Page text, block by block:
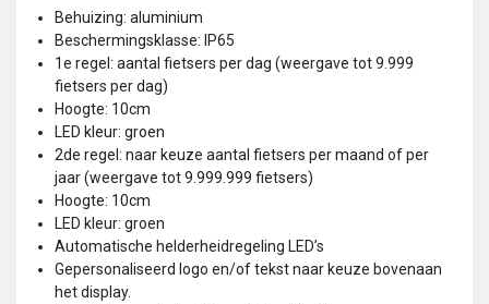
Behuizing: aluminium
Beschermingsklasse: IP65
1e regel: aantal fietsers per dag (weergave tot 9.999
fietsers per dag)
Hoogte: 10cm
LED kleur: groen
2de regel: naar keuze aantal fietsers per maand of per
jaar (weergave tot 9.999.999 fietsers)
Hoogte: 10cm
LED kleur: groen
Automatische helderheidregeling LED’s
Gepersonaliseerd logo en/of tekst naar keuze bovenaan
het display.